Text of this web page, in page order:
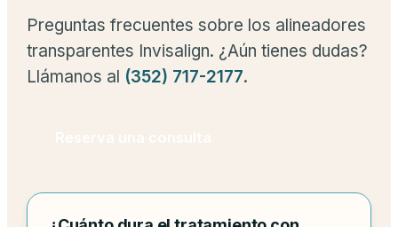
Preguntas frecuentes sobre los alineadores
transparentes Invisalign. ¿Aún tienes dudas?
Llámanos al (352) 717-2177.